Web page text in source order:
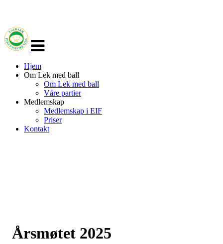
navigasjon
Hjem
Om Lek med ball
Om Lek med ball
Våre partier
Medlemskap
Medlemskap i EIF
Priser
Kontakt
Årsmøtet 2025